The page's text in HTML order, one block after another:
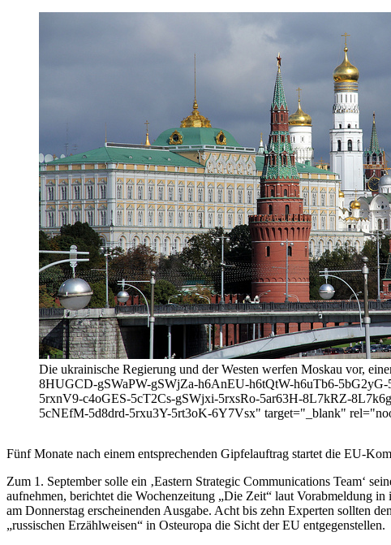
Die ukrainische Regierung und der Westen werfen Moskau vor,
8HUGCD-gSWaPW-gSWjZa-h6AnEU-h6tQtW-h6uTb6-
5rxnV9-c4oGES-5cT2Cs-gSWjxi-5rxsRo-5ar63H-8L7kRZ-
5cNEfM-5d8drd-5rxu3Y-5rt3oK-6Y7Vsx" target="_blank"
Fünf Monate nach einem entsprechenden Gipfelauftrag startet die EU-
Zum 1. September solle ein ‚Eastern Strategic Communications Team‘
aufnehmen, berichtet die Wochenzeitung „Die Zeit“ laut Vorabmeldung in
am Donnerstag erscheinenden Ausgabe. Acht bis zehn Experten sollten den
„russischen Erzählweisen“ in Osteuropa die Sicht der EU entgegenstellen.